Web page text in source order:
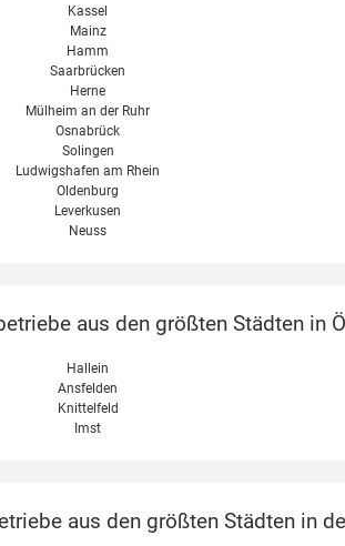
Kassel
Mainz
Hamm
Saarbrücken
Herne
Mülheim an der Ruhr
Osnabrück
Solingen
Ludwigshafen am Rhein
Oldenburg
Leverkusen
Neuss
aus den größten Städten in
Hallein
Ansfelden
Knittelfeld
Imst
aus den größten Städten in